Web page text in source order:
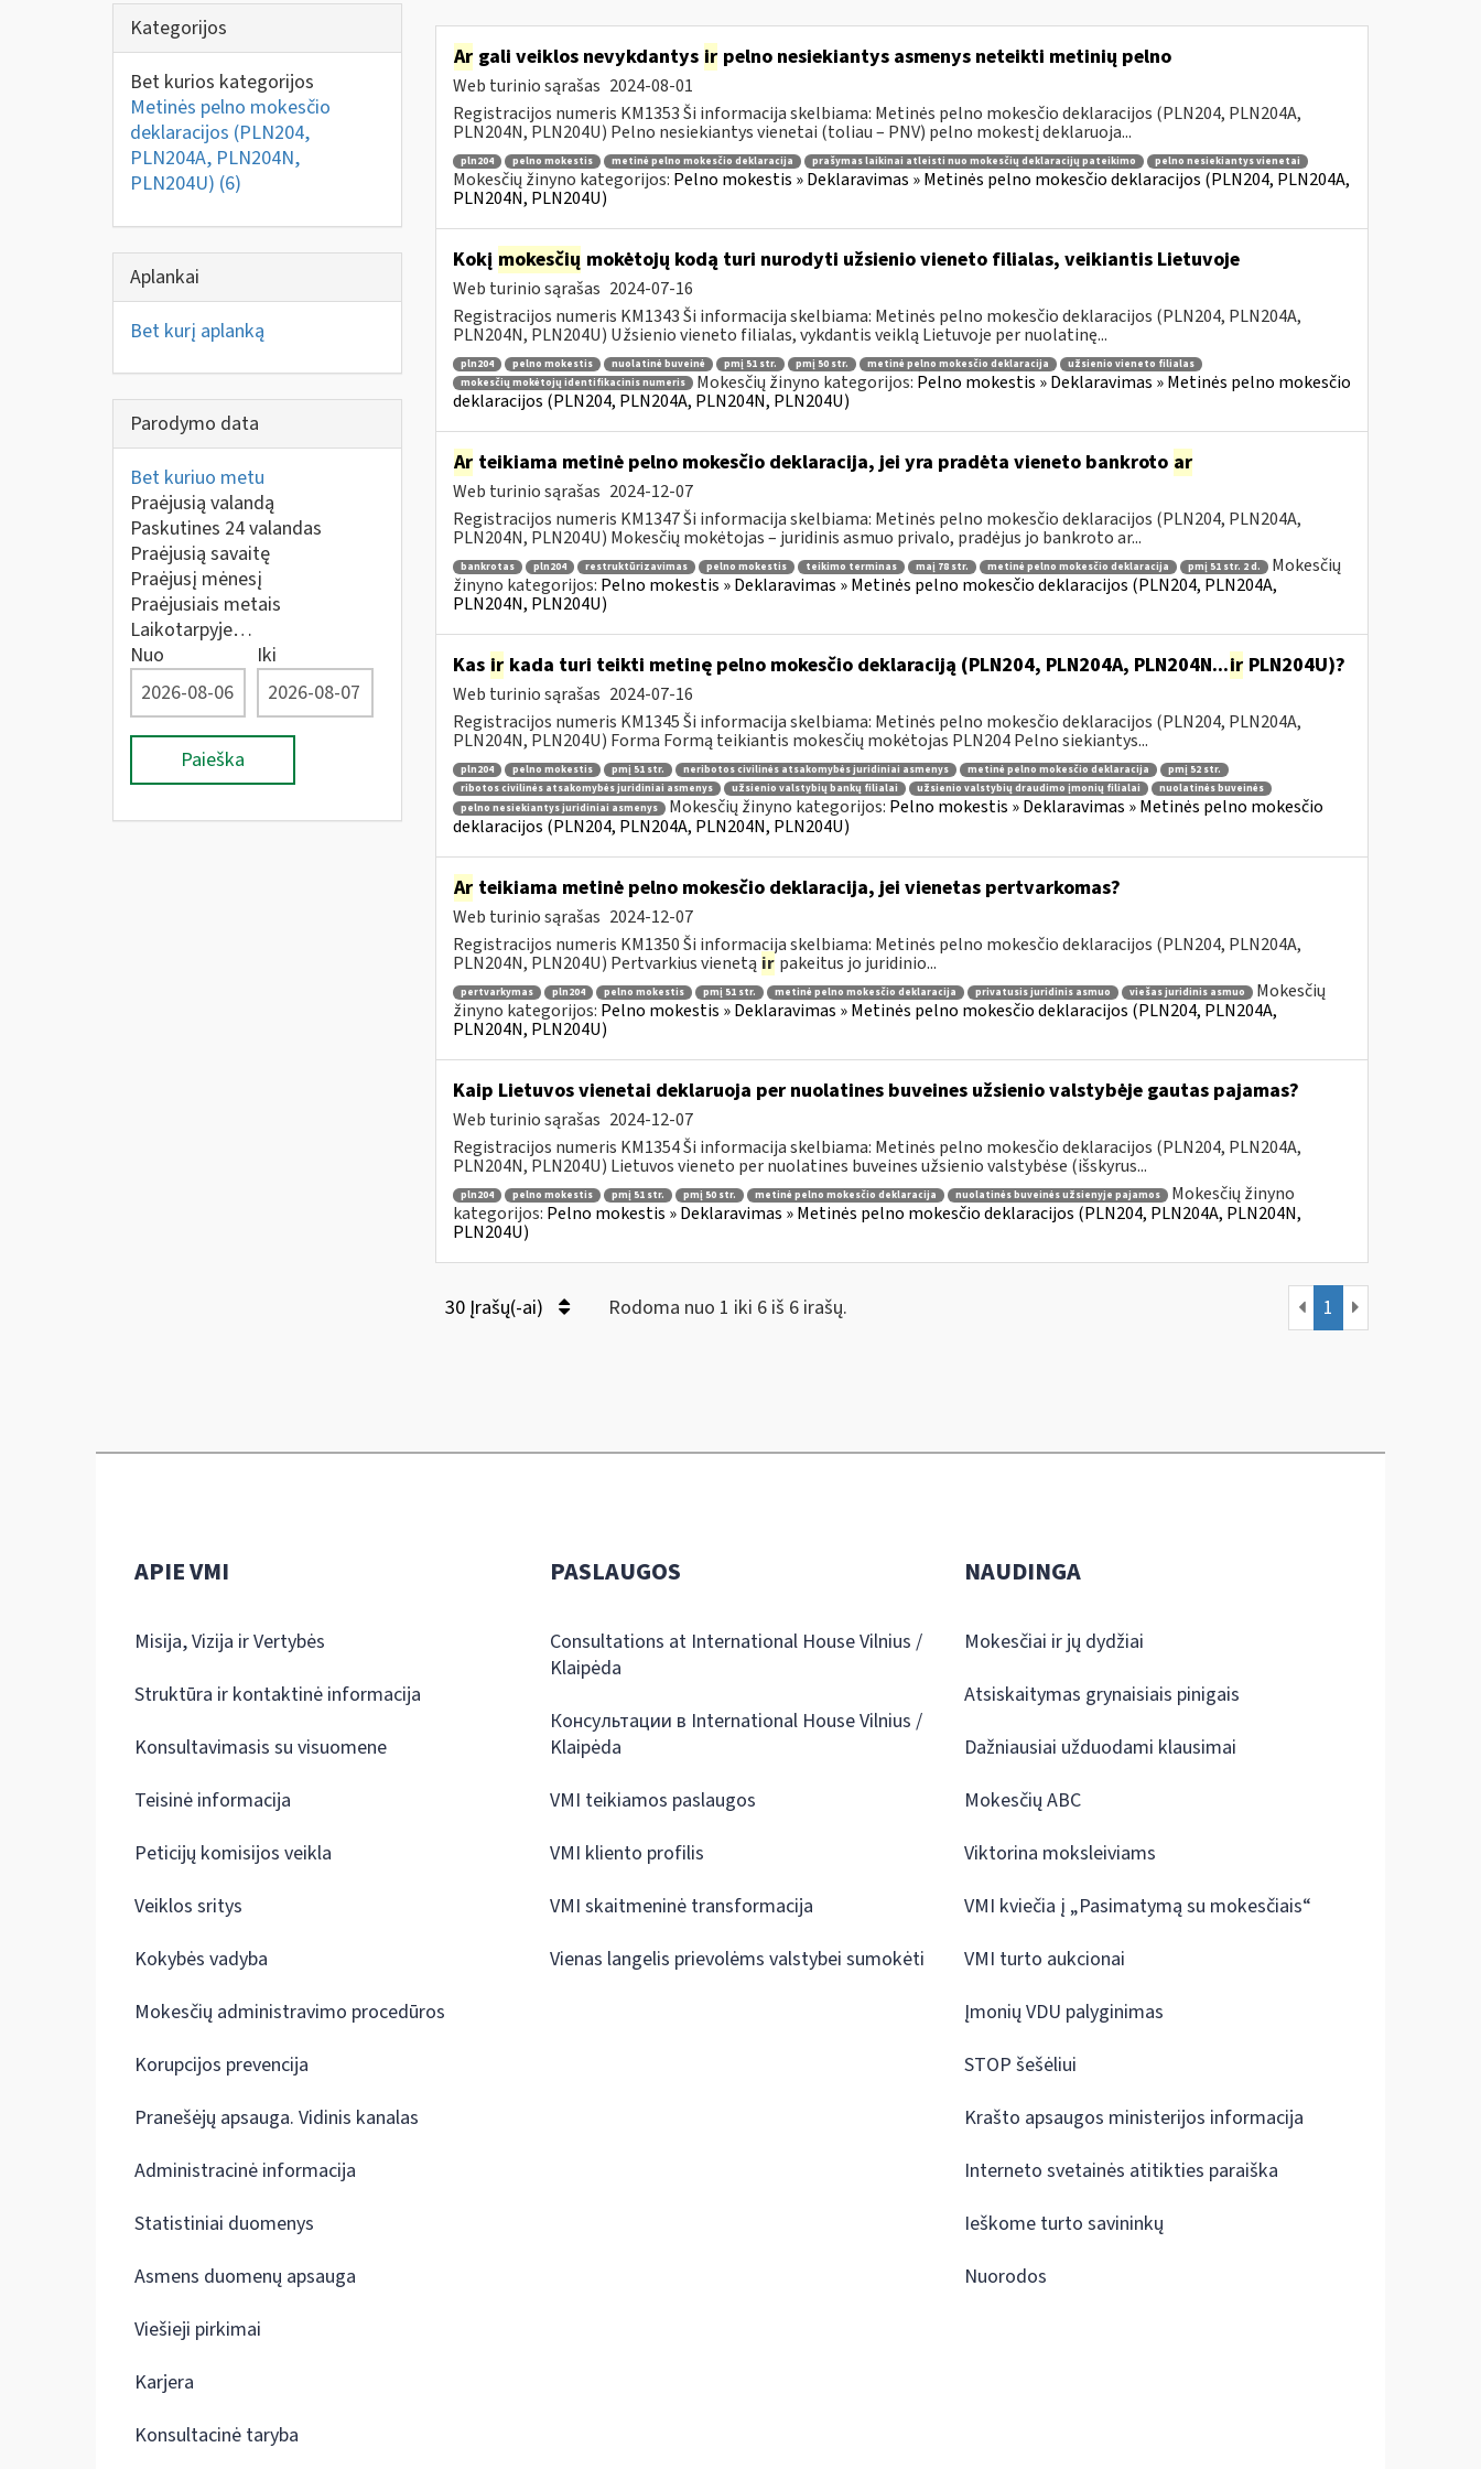
Kategorijos
Bet kurios kategorijos
Metinės pelno mokesčio
deklaracijos (PLN204,
PLN204A, PLN204N,
PLN204U) (6)
Aplankai
Bet kurį aplanką
Parodymo data
Bet kuriuo metu
Praėjusią valandą
Paskutines 24 valandas
Praėjusią savaitę
Praėjusį mėnesį
Praėjusiais metais
Laikotarpyje…
Nuo
Iki
Paieška
Argali veiklos nevykdantys irpelno nesiekiantys asmenys neteikti metinių pelno
Web turinio sąrašas 2024-08-01
Registracijos numeris KM1353 Ši informacija skelbiama: Metinės pelno mokesčio deklaracijos (PLN204, PLN204A,
PLN204N, PLN204U) Pelno nesiekiantys vienetai (toliau – PNV) pelno mokestį deklaruoja...
pln204 pelno mokestis metinė pelno mokesčio deklaracija prašymas laikinai atleisti nuo mokesčių deklaracijų pateikimo pelno nesiekiantys vienetai
Mokesčių žinyno kategorijos: Pelno mokestis » Deklaravimas » Metinės pelno mokesčio deklaracijos (PLN204, PLN204A,
PLN204N, PLN204U)
Kokį mokesčių mokėtojų kodą turi nurodyti užsienio vieneto filialas, veikiantis Lietuvoje
Web turinio sąrašas 2024-07-16
Registracijos numeris KM1343 Ši informacija skelbiama: Metinės pelno mokesčio deklaracijos (PLN204, PLN204A,
PLN204N, PLN204U) Užsienio vieneto filialas, vykdantis veiklą Lietuvoje per nuolatinę...
pln204 pelno mokestis nuolatinė buveinė pmį 51 str. pmį 50 str. metinė pelno mokesčio deklaracija
užsienio vieneto filialas
mokesčių mokėtojų identifikacinis numeris
Mokesčių žinyno kategorijos: Pelno mokestis » Deklaravimas » Metinės pelno mokesčio
deklaracijos (PLN204, PLN204A, PLN204N, PLN204U)
Arteikiama metinė pelno mokesčio deklaracija, jei yra pradėta vieneto bankroto ar
Web turinio sąrašas 2024-12-07
Registracijos numeris KM1347 Ši informacija skelbiama: Metinės pelno mokesčio deklaracijos (PLN204, PLN204A,
PLN204N, PLN204U) Mokesčių mokėtojas – juridinis asmuo privalo, pradėjus jo bankroto ar...
bankrotas pln204 restruktūrizavimas pelno mokestis teikimo terminas maį 78 str. metinė pelno mokesčio deklaracija pmį 51 str. 2 d.
Mokesčių
žinyno kategorijos: Pelno mokestis » Deklaravimas » Metinės pelno mokesčio deklaracijos (PLN204, PLN204A,
PLN204N, PLN204U)
Kas irkada turi teikti metinę pelno mokesčio deklaraciją (PLN204, PLN204A, PLN204N...irPLN204U)?
Web turinio sąrašas 2024-07-16
Registracijos numeris KM1345 Ši informacija skelbiama: Metinės pelno mokesčio deklaracijos (PLN204, PLN204A,
PLN204N, PLN204U) Forma Formą teikiantis mokesčių mokėtojas PLN204 Pelno siekiantys...
pln204 pelno mokestis pmį 51 str. neribotos civilinės atsakomybės juridiniai asmenys metinė pelno mokesčio deklaracija
pmį 52 str.
ribotos civilinės atsakomybės juridiniai asmenys
užsienio valstybių bankų filialai užsienio valstybių draudimo įmonių filialai
nuolatinės buveinės
pelno nesiekiantys juridiniai asmenys
Mokesčių žinyno kategorijos: Pelno mokestis » Deklaravimas » Metinės pelno mokesčio
deklaracijos (PLN204, PLN204A, PLN204N, PLN204U)
Arteikiama metinė pelno mokesčio deklaracija, jei vienetas pertvarkomas?
Web turinio sąrašas 2024-12-07
Registracijos numeris KM1350 Ši informacija skelbiama: Metinės pelno mokesčio deklaracijos (PLN204, PLN204A,
PLN204N, PLN204U) Pertvarkius vienetą ir pakeitus jo juridinio...
pertvarkymas pln204 pelno mokestis pmį 51 str. metinė pelno mokesčio deklaracija privatusis juridinis asmuo viešas juridinis asmuo
Mokesčių
žinyno kategorijos: Pelno mokestis » Deklaravimas » Metinės pelno mokesčio deklaracijos (PLN204, PLN204A,
PLN204N, PLN204U)
Kaip Lietuvos vienetai deklaruoja per nuolatines buveines užsienio valstybėje gautas pajamas?
Web turinio sąrašas 2024-12-07
Registracijos numeris KM1354 Ši informacija skelbiama: Metinės pelno mokesčio deklaracijos (PLN204, PLN204A,
PLN204N, PLN204U) Lietuvos vieneto per nuolatines buveines užsienio valstybėse (išskyrus...
pln204 pelno mokestis pmį 51 str. pmį 50 str. metinė pelno mokesčio deklaracija nuolatinės buveinės užsienyje pajamos
Mokesčių žinyno
kategorijos: Pelno mokestis » Deklaravimas » Metinės pelno mokesčio deklaracijos (PLN204, PLN204A, PLN204N,
PLN204U)
30 Įrašų(-ai) Rodoma nuo 1 iki 6 iš 6 irašų. 1
APIE VMI
Misija, Vizija ir Vertybės
Struktūra ir kontaktinė informacija
Konsultavimasis su visuomene
Teisinė informacija
Peticijų komisijos veikla
Veiklos sritys
Kokybės vadyba
Mokesčių administravimo procedūros
Korupcijos prevencija
Pranešėjų apsauga. Vidinis kanalas
Administracinė informacija
Statistiniai duomenys
Asmens duomenų apsauga
Viešieji pirkimai
Karjera
Konsultacinė taryba
PASLAUGOS
Consultations at International House Vilnius /
Klaipėda
Консультации в International House Vilnius /
Klaipėda
VMI teikiamos paslaugos
VMI kliento profilis
VMI skaitmeninė transformacija
Vienas langelis prievolėms valstybei sumokėti
NAUDINGA
Mokesčiai ir jų dydžiai
Atsiskaitymas grynaisiais pinigais
Dažniausiai užduodami klausimai
Mokesčių ABC
Viktorina moksleiviams
VMI kviečia į „Pasimatymą su mokesčiais“
VMI turto aukcionai
Įmonių VDU palyginimas
STOP šešėliui
Krašto apsaugos ministerijos informacija
Interneto svetainės atitikties paraiška
Ieškome turto savininkų
Nuorodos